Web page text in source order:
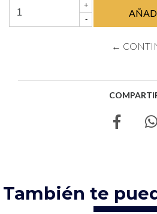
+
-
←
También te